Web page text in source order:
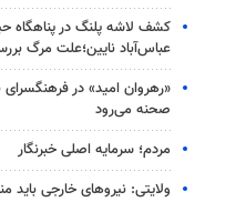
کشف لاشه پلنگ در
عباس‌آباد نایین؛علت مرگ
«رهروان امید» در فرهنگسرای
صحنه می‌رود
مردم؛ سرمایه اصلی خبرنگار
ولایتی: نیروهای خارجی باید